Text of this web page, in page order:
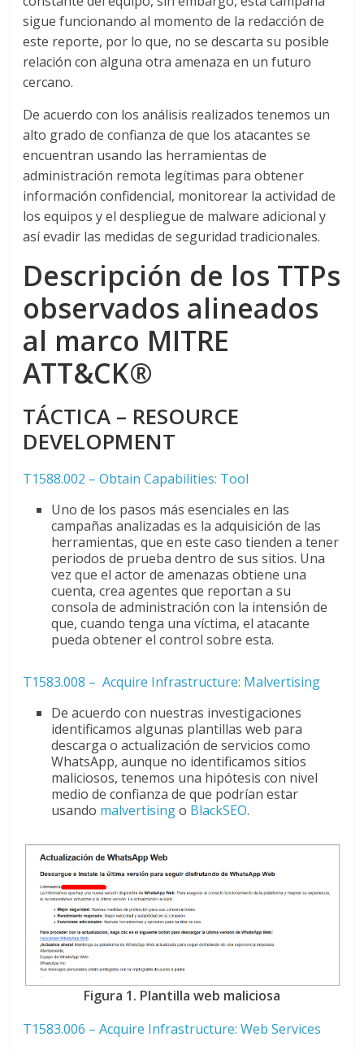
sigue funcionando al momento de la redacción de
este reporte, por lo que, no se descarta su posible
relación con alguna otra amenaza en un futuro
cercano.
De acuerdo con los análisis realizados tenemos un
alto grado de confianza de que los atacantes se
encuentran usando las herramientas de
administración remota legítimas para obtener
información confidencial, monitorear la actividad de
los equipos y el despliegue de malware adicional y
así evadir las medidas de seguridad tradicionales.
Descripción de los TTPs
observados alineados
al marco MITRE
ATT&CK®
TÁCTICA – RESOURCE
DEVELOPMENT
T1588.002 – Obtain Capabilities: Tool
Uno de los pasos más esenciales en las
campañas analizadas es la adquisición de las
herramientas, que en este caso tienden a tener
periodos de prueba dentro de sus sitios. Una
vez que el actor de amenazas obtiene una
cuenta, crea agentes que reportan a su
consola de administración con la intensión de
que, cuando tenga una víctima, el atacante
pueda obtener el control sobre esta.
T1583.008 – Acquire Infrastructure: Malvertising
De acuerdo con nuestras investigaciones
identificamos algunas plantillas web para
descarga o actualización de servicios como
WhatsApp, aunque no identificamos sitios
maliciosos, tenemos una hipótesis con nivel
medio de confianza de que podrían estar
usando malvertisingo BlackSEO.
Figura 1. Plantilla web maliciosa
T1583.006 – Acquire Infrastructure: Web Services